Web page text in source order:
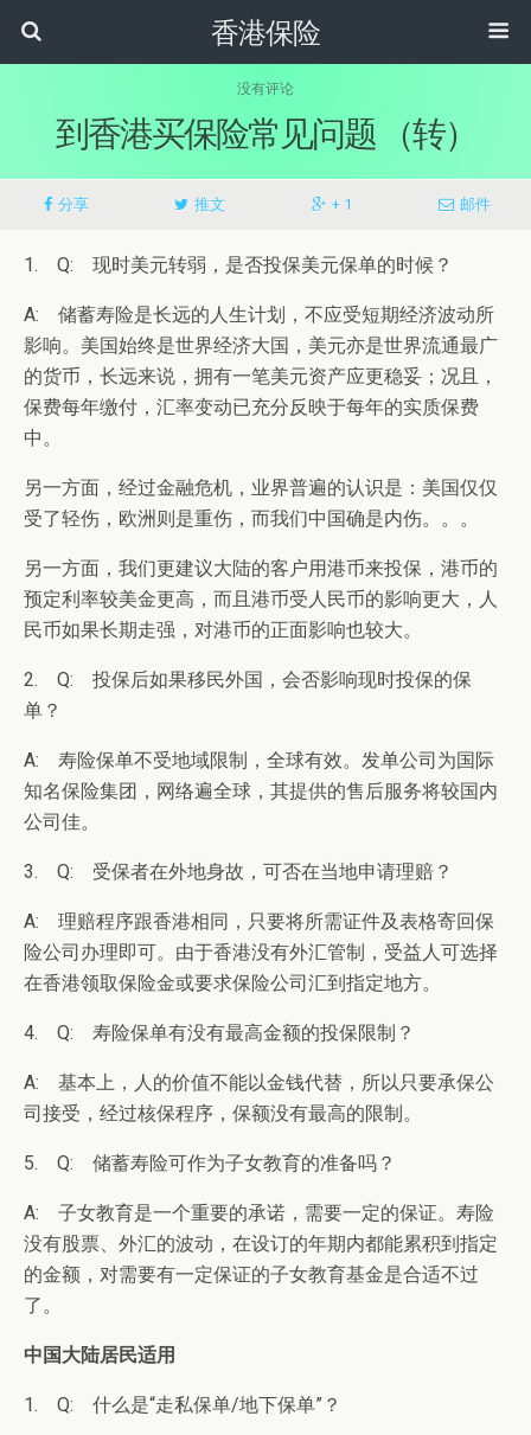
香港保险
没有评论
到香港买保险常见问题 （转）
分享 推文 + 1 邮件
1. Q: 现时美元转弱，是否投保美元保单的时候？
A: 储蓄寿险是长远的人生计划，不应受短期经济波动所
影响。美国始终是世界经济大国，美元亦是世界流通最广
的货币，长远来说，拥有一笔美元资产应更稳妥；况且，
保费每年缴付，汇率变动已充分反映于每年的实质保费
中。
另一方面，经过金融危机，业界普遍的认识是：美国仅仅
受了轻伤，欧洲则是重伤，而我们中国确是内伤。。。
另一方面，我们更建议大陆的客户用港币来投保，港币的
预定利率较美金更高，而且港币受人民币的影响更大，人
民币如果长期走强，对港币的正面影响也较大。
2. Q: 投保后如果移民外国，会否影响现时投保的保
单？
A: 寿险保单不受地域限制，全球有效。发单公司为国际
知名保险集团，网络遍全球，其提供的售后服务将较国内
公司佳。
3. Q: 受保者在外地身故，可否在当地申请理赔？
A: 理赔程序跟香港相同，只要将所需证件及表格寄回保
险公司办理即可。由于香港没有外汇管制，受益人可选择
在香港领取保险金或要求保险公司汇到指定地方。
4. Q: 寿险保单有没有最高金额的投保限制？
A: 基本上，人的价值不能以金钱代替，所以只要承保公
司接受，经过核保程序，保额没有最高的限制。
5. Q: 储蓄寿险可作为子女教育的准备吗？
A: 子女教育是一个重要的承诺，需要一定的保证。寿险
没有股票、外汇的波动，在设订的年期内都能累积到指定
的金额，对需要有一定保证的子女教育基金是合适不过
了。
中国大陆居民适用
1. Q: 什么是“走私保单/地下保单”？